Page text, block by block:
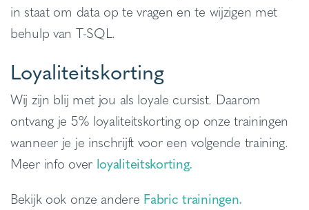
in staat om data op te vragen en te wijzigen met
behulp van T-SQL.
Loyaliteitskorting
Wij zijn blij met jou als loyale cursist. Daarom
ontvang je 5% loyaliteitskorting op onze trainingen
wanneer je je inschrijft voor een volgende training.
Meer info over loyaliteitskorting.
Bekijk ook onze andere Fabric trainingen.